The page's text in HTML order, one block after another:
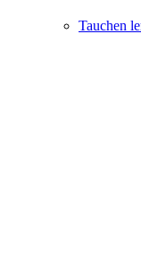
Tauchen